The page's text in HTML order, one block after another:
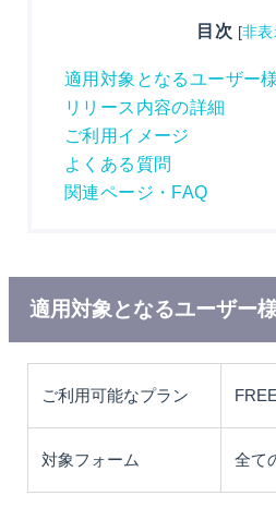
目次 [非
適用対象となるユーザー様
リリース内容の詳細
ご利用イメージ
よくある質問
関連ページ・FAQ
適用対象となるユーザー
ご利用可能なプラン
対象フォーム 全て